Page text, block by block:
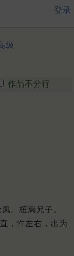
登录
级
作品不分行
。桓焉兄子。
，忤左右，出为